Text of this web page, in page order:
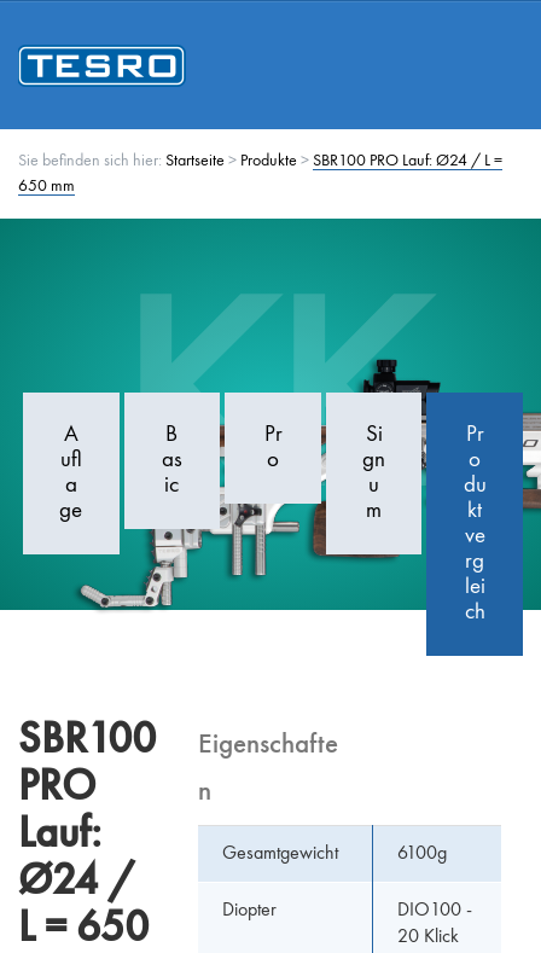
Sie befinden sich hier: Startseite > Produkte > SBR100 PRO Lauf: Ø24 / L =
650 mm
KK
A
ufl
a
ge
B
as
ic
Pr
o
Si
gn
u
m
Pr
o
du
kt
ve
rg
lei
ch
SBR100
PRO
Lauf:
Ø24 /
L = 650
Eigenschafte
n
Gesamtgewicht 6100g
Diopter
DIO100 -
20 Klick